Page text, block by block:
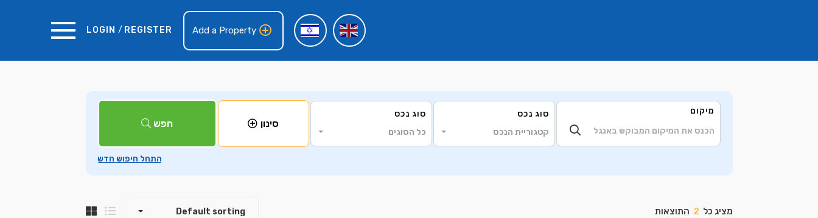
LOGIN / REGISTER Add a Property
מיקום
סוג נכס
קטגוריית הנכס
סוג נכס
כל הסוגים
סינון חפש
מציג כל 2 התוצאות Default sorting